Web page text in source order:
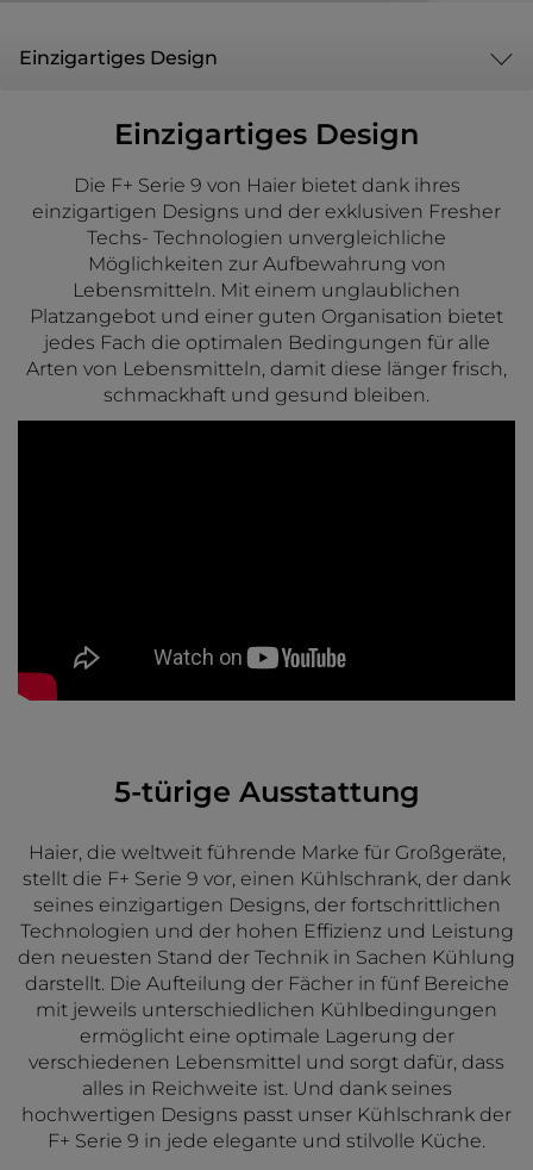
Einzigartiges Design
Einzigartiges Design
Die F+ Serie 9 von Haier bietet dank ihres
einzigartigen Designs und der exklusiven Fresher
Techs- Technologien unvergleichliche
Möglichkeiten zur Aufbewahrung von
Lebensmitteln. Mit einem unglaublichen
Platzangebot und einer guten Organisation bietet
jedes Fach die optimalen Bedingungen für alle
Arten von Lebensmitteln, damit diese länger frisch,
schmackhaft und gesund bleiben.
5-türige Ausstattung
Haier, die weltweit führende Marke für Großgeräte,
stellt die F+ Serie 9 vor, einen Kühlschrank, der dank
seines einzigartigen Designs, der fortschrittlichen
Technologien und der hohen Effizienz und Leistung
den neuesten Stand der Technik in Sachen Kühlung
darstellt. Die Aufteilung der Fächer in fünf Bereiche
mit jeweils unterschiedlichen Kühlbedingungen
ermöglicht eine optimale Lagerung der
verschiedenen Lebensmittel und sorgt dafür, dass
alles in Reichweite ist. Und dank seines
hochwertigen Designs passt unser Kühlschrank der
F+ Serie 9 in jede elegante und stilvolle Küche.